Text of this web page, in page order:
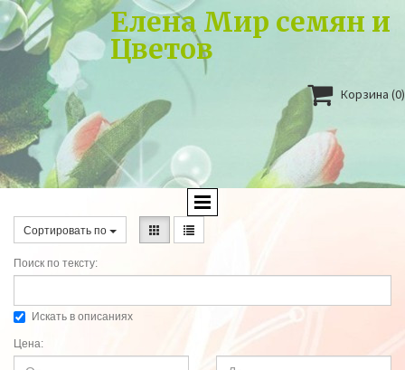
Елена Мир семян и
Цветов
 Корзина (0)
Сортировать по
Поиск по тексту:
Искать в описаниях
Цена: